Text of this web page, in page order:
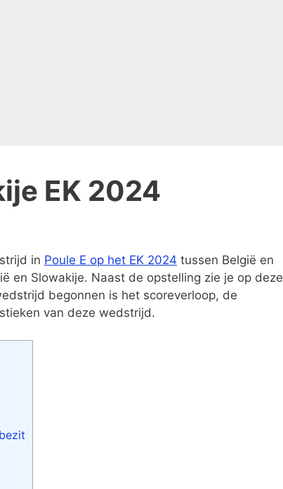
EK 2024
in Poule E op het EK 2024 tussen België en
en Slowakije. Naast de opstelling zie je op deze
begonnen is het scoreverloop, de
van deze wedstrijd.